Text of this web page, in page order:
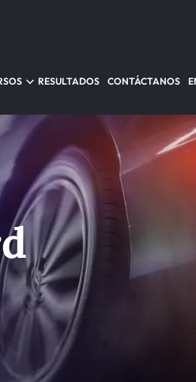
RESULTADOS CONTÁCTANOS